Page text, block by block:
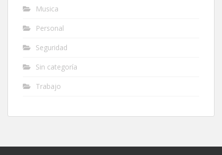
Musica
Personal
Seguridad
Sin categoría
Trabajo